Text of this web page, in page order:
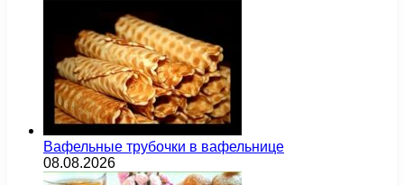
Вафельные трубочки в вафельнице
08.08.2026